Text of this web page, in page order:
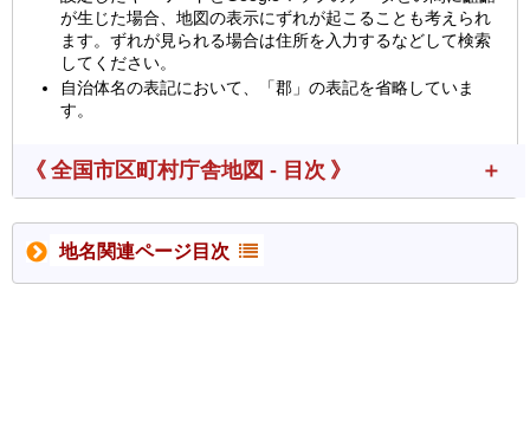
が生じた場合、地図の表示にずれが起こることも考えられ
ます。ずれが見られる場合は住所を入力するなどして検索
してください。
自治体名の表記において、「郡」の表記を省略していま
す。
《 全国市区町村庁舎地図 - 目次 》
地名関連ページ目次